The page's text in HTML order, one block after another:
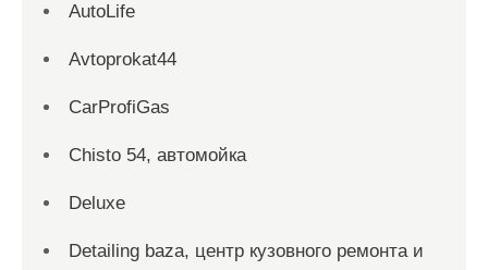
AutoLife
Avtoprokat44
CarProfiGas
Chisto 54, автомойка
Deluxe
Detailing baza, центр кузовного ремонта и